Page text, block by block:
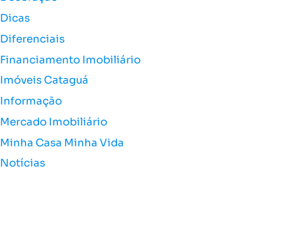
o
r
Dicas
Diferenciais
Financiamento Imobiliário
Imóveis Cataguá
Informação
Mercado Imobiliário
Minha Casa Minha Vida
Notícias